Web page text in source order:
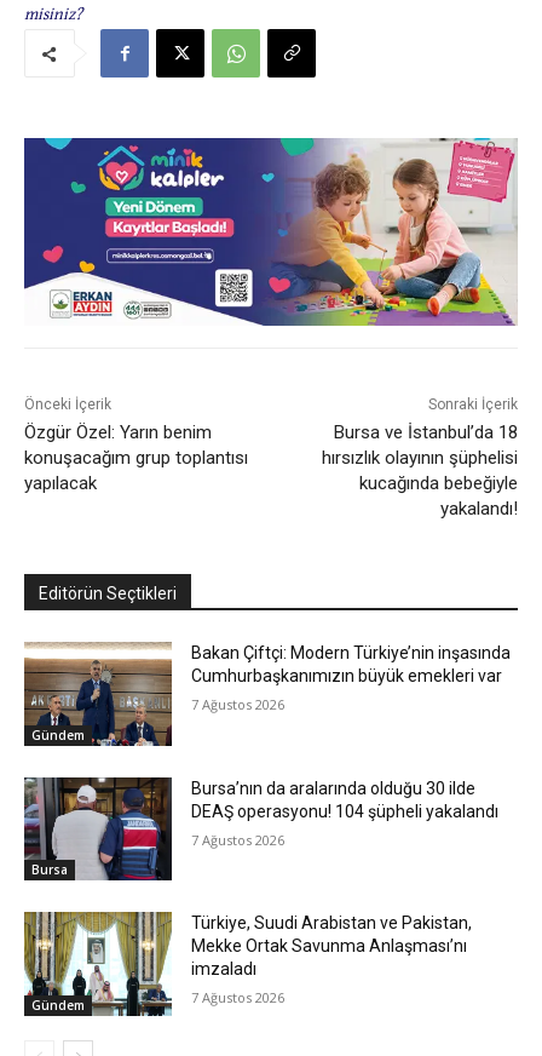
misiniz?
Önceki İçerik
Özgür Özel: Yarın benim
konuşacağım grup toplantısı
yapılacak
Sonraki İçerik
Bursa ve İstanbul’da 18
hırsızlık olayının şüphelisi
kucağında bebeğiyle
yakalandı!
Editörün Seçtikleri
Gündem
Bakan Çiftçi: Modern Türkiye’nin inşasında
Cumhurbaşkanımızın büyük emekleri var
7 Ağustos 2026
Bursa
Bursa’nın da aralarında olduğu 30 ilde
DEAŞ operasyonu! 104 şüpheli yakalandı
7 Ağustos 2026
Gündem
Türkiye, Suudi Arabistan ve Pakistan,
Mekke Ortak Savunma Anlaşması’nı
imzaladı
7 Ağustos 2026